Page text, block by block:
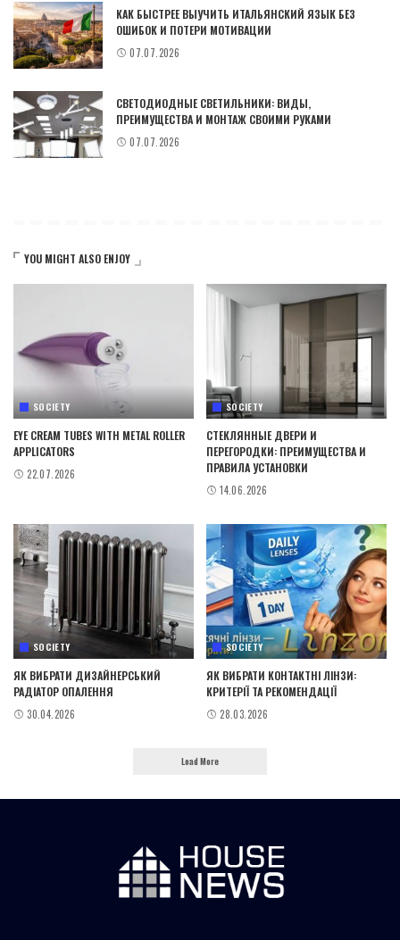
КАК БЫСТРЕЕ ВЫУЧИТЬ ИТАЛЬЯНСКИЙ ЯЗЫК БЕЗ
ОШИБОК И ПОТЕРИ МОТИВАЦИИ
07.07.2026
СВЕТОДИОДНЫЕ СВЕТИЛЬНИКИ: ВИДЫ,
ПРЕИМУЩЕСТВА И МОНТАЖ СВОИМИ РУКАМИ
07.07.2026
YOU MIGHT ALSO ENJOY
SOCIETY
EYE CREAM TUBES WITH METAL ROLLER
APPLICATORS
22.07.2026
SOCIETY
СТЕКЛЯННЫЕ ДВЕРИ И
ПЕРЕГОРОДКИ: ПРЕИМУЩЕСТВА И
ПРАВИЛА УСТАНОВКИ
14.06.2026
SOCIETY
ЯК ВИБРАТИ ДИЗАЙНЕРСЬКИЙ
РАДІАТОР ОПАЛЕННЯ
30.04.2026
SOCIETY
ЯК ВИБРАТИ КОНТАКТНІ ЛІНЗИ:
КРИТЕРІЇ ТА РЕКОМЕНДАЦІЇ
28.03.2026
Load More